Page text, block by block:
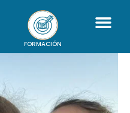
FORMACIÓN